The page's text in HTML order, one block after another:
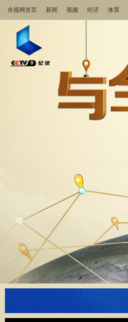
央视网首页 新闻 视频 经济 体育